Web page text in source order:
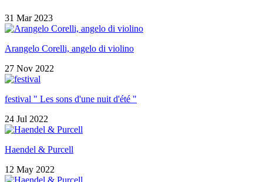
31 Mar 2023
Arangelo Corelli, angelo di violino
27 Nov 2022
festival " Les sons d'une nuit d'été "
24 Jul 2022
Haendel & Purcell
12 May 2022